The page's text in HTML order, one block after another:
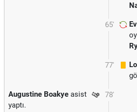
65'
77'
78'
Augustine Boakye asist
yaptı.